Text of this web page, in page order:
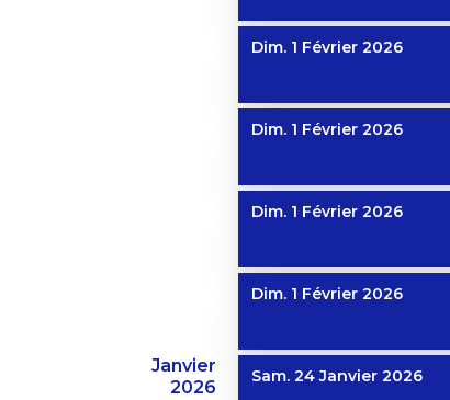
Dim. 1 Février 2026
Dim. 1 Février 2026
Dim. 1 Février 2026
Dim. 1 Février 2026
Janvier
2026
Sam. 24 Janvier 2026